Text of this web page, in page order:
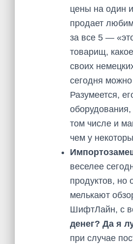
цены на один
продает
за все 5 —
товарищ,
своих
сегодня
Разумеется,
том числе и
чем у
веселее
продуктов,
мелькают
ШифтЛайн, с
денег? Да я
при случае